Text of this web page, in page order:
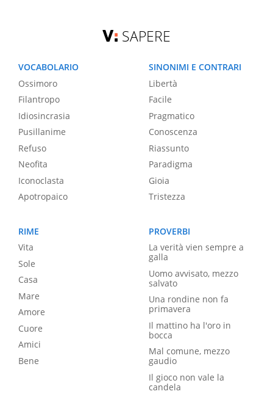
SAPERE
VOCABOLARIO
Ossimoro
Filantropo
Idiosincrasia
Pusillanime
Refuso
Neofita
Iconoclasta
Apotropaico
SINONIMI E CONTRARI
Libertà
Facile
Pragmatico
Conoscenza
Riassunto
Paradigma
Gioia
Tristezza
RIME
Vita
Sole
Casa
Mare
Amore
Cuore
Amici
Bene
PROVERBI
La verità vien sempre a
galla
Uomo avvisato, mezzo
salvato
Una rondine non fa
primavera
Il mattino ha l'oro in
bocca
Mal comune, mezzo
gaudio
Il gioco non vale la
candela